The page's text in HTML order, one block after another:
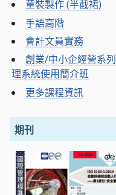
童裝製作 (半截裙)
手語高階
會計文員實務
創業/中小企經營系
理系統使用簡介班
更多課程資訊
期刊